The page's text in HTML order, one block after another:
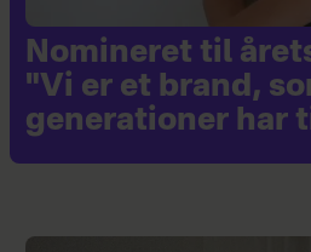
Nomineret til
"Vi er et brand,
generationer har